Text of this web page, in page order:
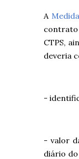
A
CTPS,
deveria
-
- valor
diário